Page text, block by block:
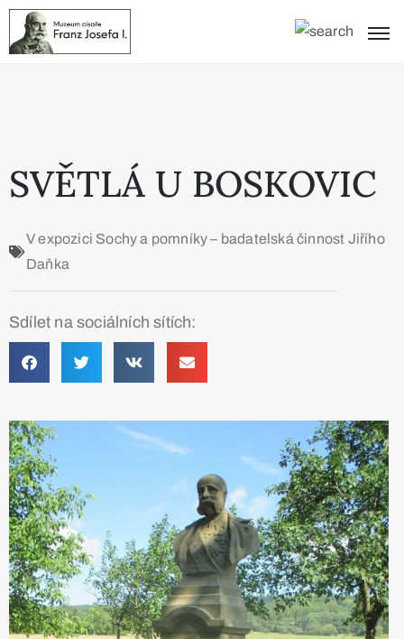
SVĚTLÁ U BOSKOVIC
V expozici Sochy a pomníky – badatelská činnost Jiřího
Daňka
Sdílet na sociálních sítích: